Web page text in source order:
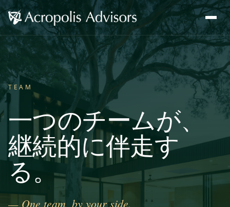
TEAM
一つのチームが、
継続的に伴走す
る。
— One team, by your side.